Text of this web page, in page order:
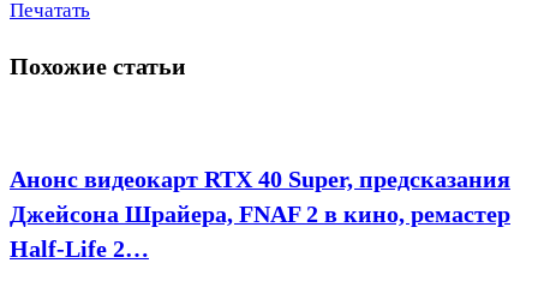
Печатать
Похожие статьи
Анонс видеокарт RTX 40 Super, предсказания
Джейсона Шрайера, FNAF 2 в кино, ремастер
Half-Life 2…